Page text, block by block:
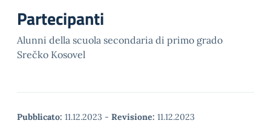
Partecipanti
Alunni della scuola secondaria di primo grado
Srečko Kosovel
Pubblicato: 11.12.2023 - Revisione: 11.12.2023